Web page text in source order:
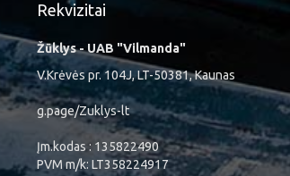
Rekvizitai
Žūklys - UAB "Vilmanda"
V.Krėvės pr. 104J, LT-50381, Kaunas
g.page/Zuklys-lt
Įm.kodas : 135822490
PVM m/k: LT358224917